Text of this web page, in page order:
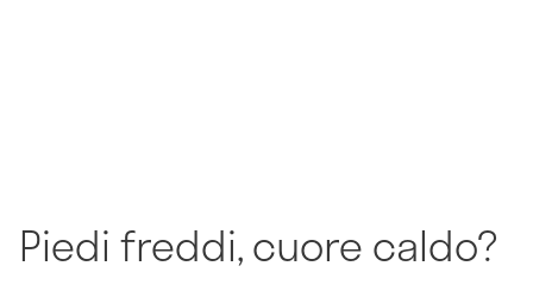
Piedi freddi, cuore caldo?